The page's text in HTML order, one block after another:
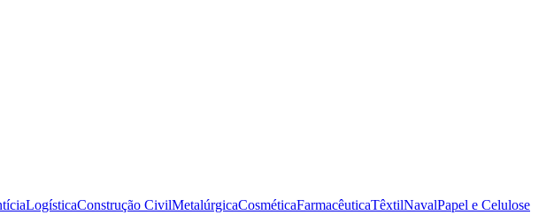
LogísticaConstrução CivilMetalúrgicaCosméticaFarmacêuticaTêxtilNavalPapel e Celulose